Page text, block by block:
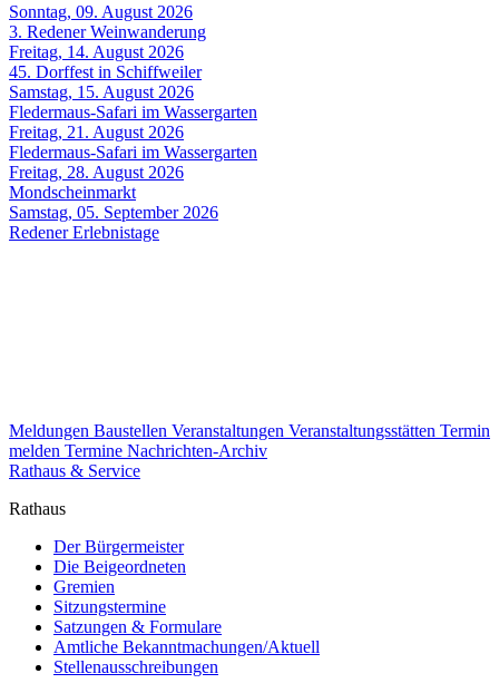
Sonntag, 09. August 2026
3. Redener Weinwanderung
Freitag, 14. August 2026
45. Dorffest in Schiffweiler
Samstag, 15. August 2026
Fledermaus-Safari im Wassergarten
Freitag, 21. August 2026
Fledermaus-Safari im Wassergarten
Freitag, 28. August 2026
Mondscheinmarkt
Samstag, 05. September 2026
Redener Erlebnistage
Meldungen Baustellen Veranstaltungen Veranstaltungsstätten Termin
melden Termine Nachrichten-Archiv
Rathaus & Service
Rathaus
Der Bürgermeister
Die Beigeordneten
Gremien
Sitzungstermine
Satzungen & Formulare
Amtliche Bekanntmachungen/Aktuell
Stellenausschreibungen